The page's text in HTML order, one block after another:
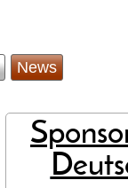
News